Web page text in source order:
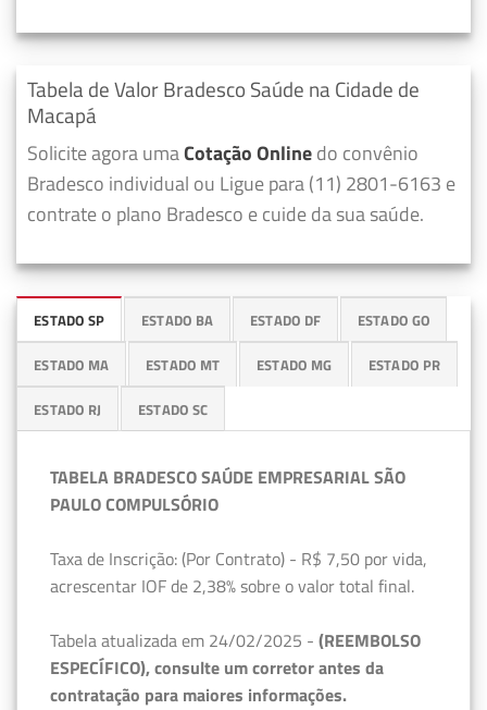
Tabela de Valor Bradesco Saúde na Cidade de
Macapá
Solicite agora umaCotação Onlinedo convênio
Bradesco individual ou Ligue para (11) 2801-6163 e
contrate o plano Bradesco e cuide da sua saúde.
ESTADO SP ESTADO BA ESTADO DF ESTADO GO
ESTADO MA ESTADO MT ESTADO MG ESTADO PR
ESTADO RJ ESTADO SC
TABELA BRADESCO SAÚDE EMPRESARIAL SÃO
PAULO COMPULSÓRIO
Taxa de Inscrição: (Por Contrato) - R$ 7,50 por vida,
acrescentar IOF de 2,38% sobre o valor total final.
Tabela atualizada em 24/02/2025 - (REEMBOLSO
ESPECÍFICO), consulte um corretor antes da
contratação para maiores informações.